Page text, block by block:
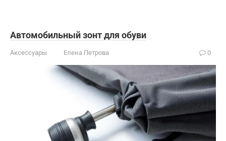
Автомобильный зонт для обуви
Аксессуары Елена Петрова 0